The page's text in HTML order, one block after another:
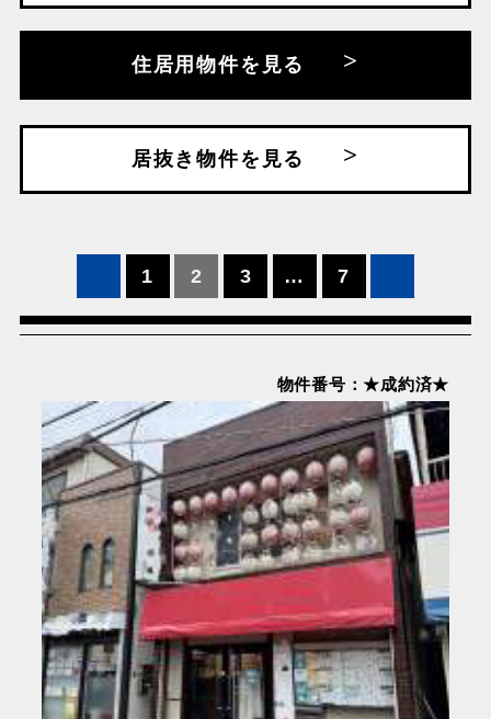
住居用物件を見る
居抜き物件を見る
の
1 2 3 … 7
物件番号：★成約済★